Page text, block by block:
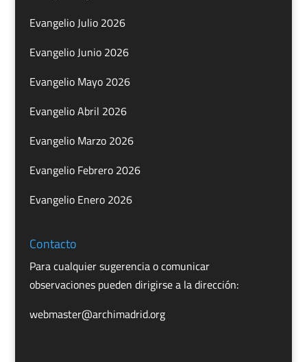
Evangelio Julio 2026
Evangelio Junio 2026
Evangelio Mayo 2026
Evangelio Abril 2026
Evangelio Marzo 2026
Evangelio Febrero 2026
Evangelio Enero 2026
Contacto
Para cualquier sugerencia o comunicar
observaciones pueden dirigirse a la dirección:
webmaster@archimadrid.org